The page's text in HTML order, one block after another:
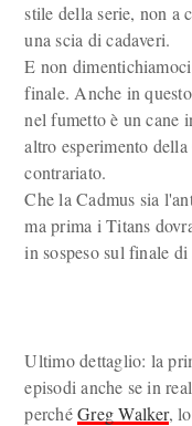
stile della serie, non a
una scia di cadaveri.
E non
finale. Anche in
nel fumetto è un cane
altro esperimento
contrariato.
Che la Cadmus sia
ma prima i Titans
in sospeso sul finale di
Ultimo dettaglio: la
episodi anche se in
perchéGreg Walker,